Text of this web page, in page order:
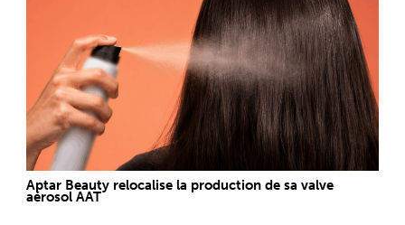
Aptar Beauty relocalise la production de sa valve
aérosol AAT